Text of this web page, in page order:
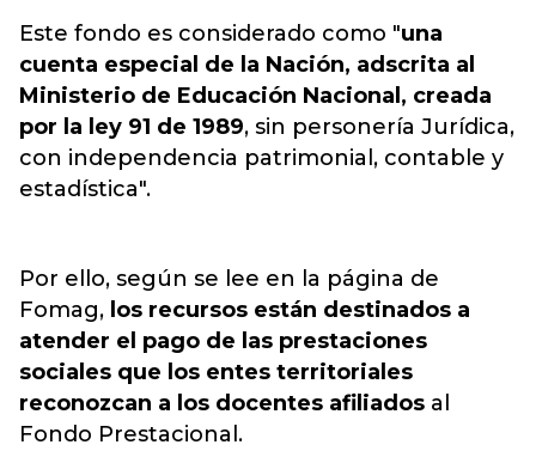
Este fondo es considerado como "una
cuenta especial de la Nación, adscrita al
Ministerio de Educación Nacional, creada
por la ley 91 de 1989, sin personería Jurídica,
con independencia patrimonial, contable y
estadística".
Por ello, según se lee en la página de
Fomag, los recursos están destinados a
atender el pago de las prestaciones
sociales que los entes territoriales
reconozcan a los docentes afiliados al
Fondo Prestacional.